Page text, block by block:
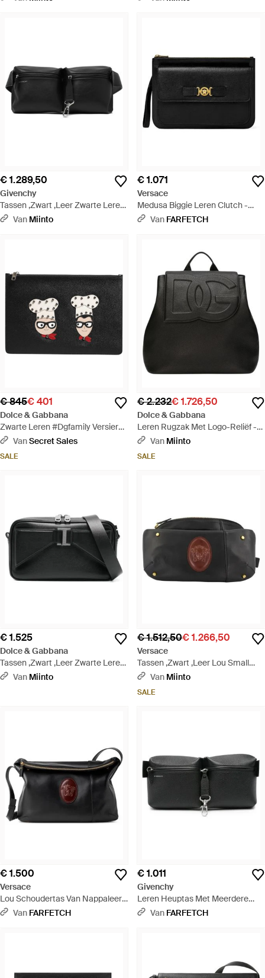
€ 1.289,50
Givenchy
Tassen ,Zwart ,Leer Zwarte Leren
Heuptas - Zwart
Van Miinto
€ 1.071
Versace
Medusa Biggie Leren Clutch -
Zwart
Van FARFETCH
€ 845€ 401
Dolce & Gabbana
Zwarte Leren #Dgfamily Versierde
Clutch Pouch Tas - Zwart
VanSecret Sales
SALE
€ 2.232€ 1.726,50
Dolce & Gabbana
Leren Rugzak Met Logo-Reliëf -
Zwart
Van Miinto
SALE
€ 1.525
Dolce & Gabbana
Tassen ,Zwart ,Leer Zwarte Leren
Messenger Tas Met Rits - Zwart
Van Miinto
€ 1.512,50€ 1.266,50
Versace
Tassen ,Zwart ,Leer Lou Small
Nappa Belt Bag - Zwart
Van Miinto
SALE
€ 1.500
Versace
Lou Schoudertas Van Nappaleer -
Zwart
Van FARFETCH
€ 1.011
Givenchy
Leren Heuptas Met Meerdere
Zakken - Zwart
Van FARFETCH